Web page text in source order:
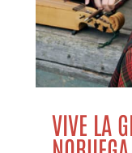
VIVE LA